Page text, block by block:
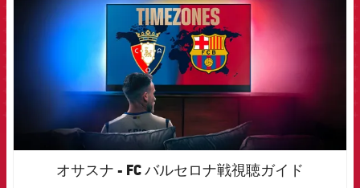
オサスナ - FC バルセロナ戦視聴ガイド